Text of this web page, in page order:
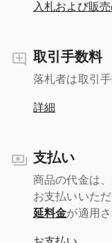
入札および販
取引手数料
落札者は取引
詳細
支払い
商品の代金は、
お支払いいた
延料金が適用さ